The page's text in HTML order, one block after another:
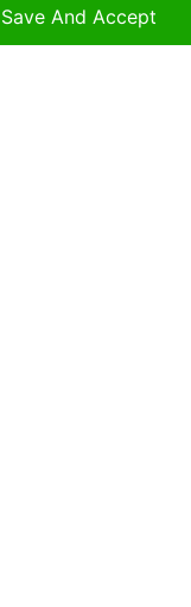
Save And Accept